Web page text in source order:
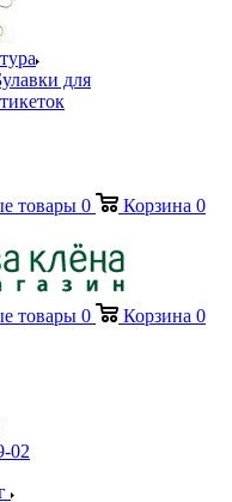
для
товары 0 Корзина 0
товары 0 Корзина 0
02